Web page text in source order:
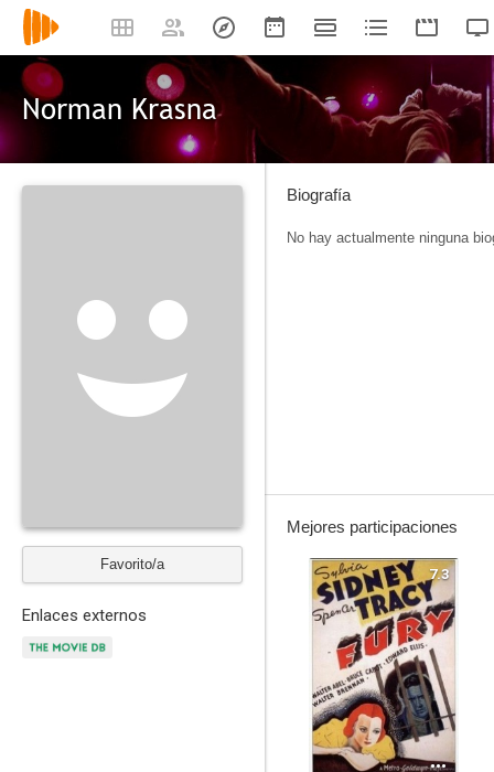
Norman Krasna
Favorito/a
Enlaces externos
Biografía
No hay actualmente ninguna
Mejores participaciones
7.3